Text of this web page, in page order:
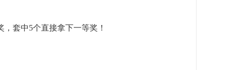
套中5个直接拿下一等奖！